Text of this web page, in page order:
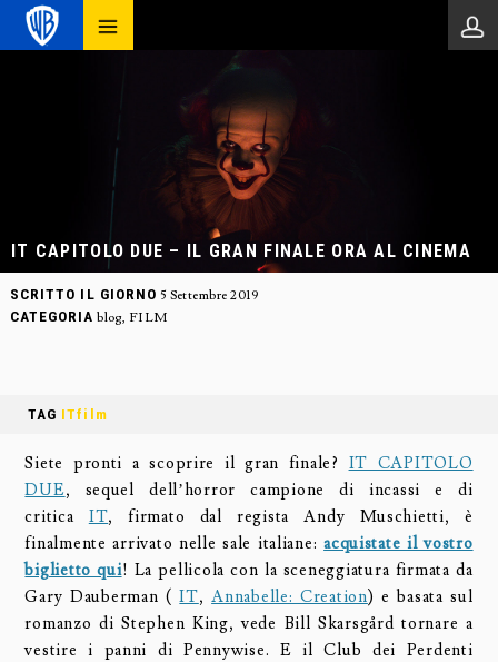
IT CAPITOLO DUE – IL GRAN FINALE ORA AL CINEMA
SCRITTO IL GIORNO 5 Settembre 2019
CATEGORIA blog, FILM
TAG ITfilm
Siete pronti a scoprire il gran finale? IT CAPITOLO
DUE, sequel dell’horror campione di incassi e di
critica IT, firmato dal regista Andy Muschietti, è
finalmente arrivato nelle sale italiane:acquistate il vostro
biglietto qui! La pellicola con la sceneggiatura firmata da
Gary Dauberman (IT,Annabelle: Creation) e basata sul
romanzo di Stephen King, vede Bill Skarsgård tornare a
vestire i panni di Pennywise. E il Club dei Perdenti